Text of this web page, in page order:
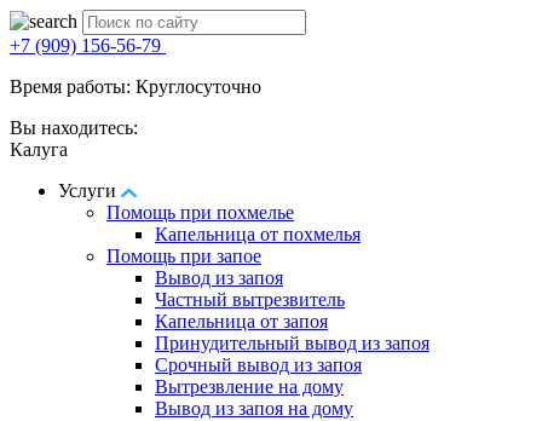
+7 (909) 156-56-79
Время работы: Круглосуточно
Вы находитесь:
Калуга
Услуги
Помощь при похмелье
Капельница от похмелья
Помощь при запое
Вывод из запоя
Частный вытрезвитель
Капельница от запоя
Принудительный вывод из запоя
Срочный вывод из запоя
Вытрезвление на дому
Вывод из запоя на дому